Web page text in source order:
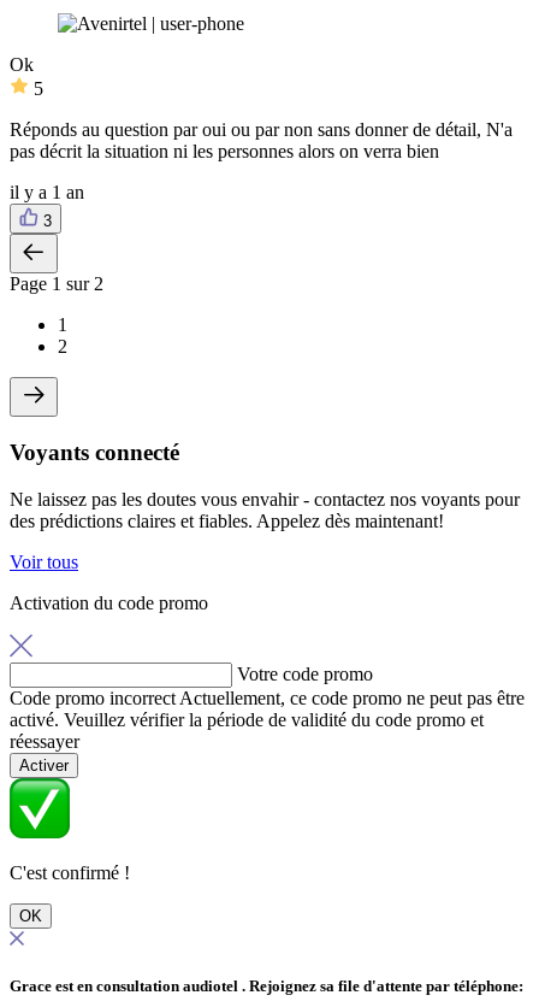
Ok
5
Réponds au question par oui ou par non sans donner de détail, N'a
pas décrit la situation ni les personnes alors on verra bien
il y a 1 an
3
Page 1 sur 2
1
2
Voyants connecté
Ne laissez pas les doutes vous envahir - contactez nos voyants pour
des prédictions claires et fiables. Appelez dès maintenant!
Voir tous
Activation du code promo
Votre code promo
Code promo incorrect Actuellement, ce code promo ne peut pas être
activé. Veuillez vérifier la période de validité du code promo et
réessayer
Activer
C'est confirmé !
OK
Grace est en consultation audiotel . Rejoignez sa file d'attente par téléphone: